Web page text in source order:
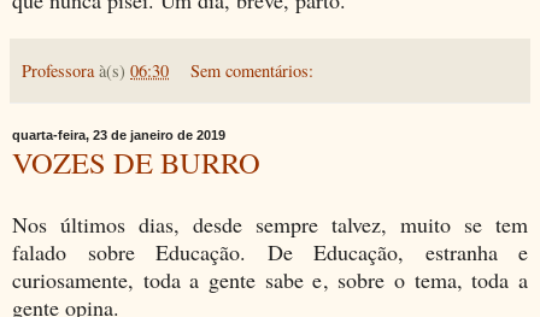
Professora à(s) 06:30 Sem comentários:
quarta-feira, 23 de janeiro de 2019
VOZES DE BURRO
Nos últimos dias, desde sempre talvez, muito se tem
falado sobre Educação. De Educação, estranha e
curiosamente, toda a gente sabe e, sobre o tema, toda a
gente opina.